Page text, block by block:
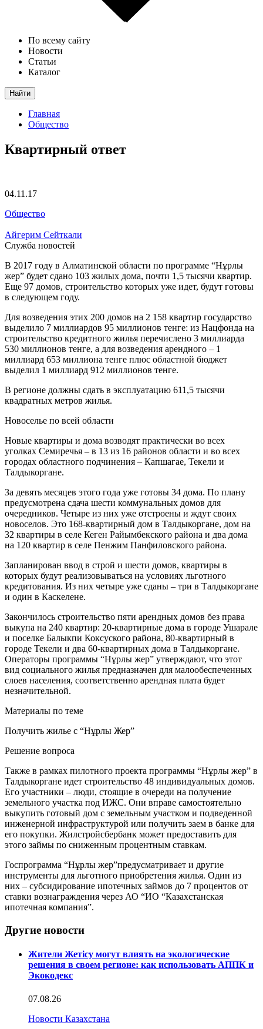
По всему сайту
Новости
Статьи
Каталог
Найти
Главная
Общество
Квартирный ответ
04.11.17
Общество
Айгерим Сейткали
Служба новостей
В 2017 году в Алматинской области по программе “Нұрлы
жер” будет сдано 103 жилых дома, почти 1,5 тысячи квартир.
Еще 97 домов, строительство которых уже идет, будут готовы
в следующем году.
Для возведения этих 200 домов на 2 158 квартир государство
выделило 7 миллиардов 95 миллионов тенге: из Нацфонда на
строительство кредитного жилья перечислено 3 миллиарда
530 миллионов тенге, а для возведения арендного – 1
миллиард 653 миллиона тенге плюс областной бюджет
выделил 1 миллиард 912 миллионов тенге.
В регионе должны сдать в эксплуатацию 611,5 тысячи
квадратных метров жилья.
Новоселье по всей области
Новые квартиры и дома возводят практически во всех
уголках Семиречья – в 13 из 16 районов области и во всех
городах областного подчинения – Капшагае, Текели и
Талдыкоргане.
За девять месяцев этого года уже готовы 34 дома. По плану
предусмотрена сдача шести коммунальных домов для
очередников. Четыре из них уже отстроены и ждут своих
новоселов. Это 168-квартирный дом в Талдыкоргане, дом на
32 квартиры в селе Кеген Райымбекского района и два дома
на 120 квартир в селе Пенжим Панфиловского района.
Запланирован ввод в строй и шести домов, квартиры в
которых будут реализовываться на условиях льготного
кредитования. Из них четыре уже сданы – три в Талдыкоргане
и один в Каскелене.
Закончилось строительство пяти арендных домов без права
выкупа на 240 квартир: 20-квартирные дома в городе Ушарале
и поселке Балыкпи Коксуского района, 80-квартирный в
городе Текели и два 60-квартирных дома в Талдыкоргане.
Операторы программы “Нұрлы жер” утверждают, что этот
вид социального жилья предназначен для малообеспеченных
слоев населения, соответственно арендная плата будет
незначительной.
Материалы по теме
Получить жилье с “Нұрлы Жер”
Решение вопроса
Также в рамках пилотного проекта программы “Нұрлы жер” в
Талдыкоргане идет строительство 48 индивидуальных домов.
Его участники – люди, стоящие в очереди на получение
земельного участка под ИЖС. Они вправе самостоятельно
выкупить готовый дом с земельным участком и подведенной
инженерной инфраструктурой или получить заем в банке для
его покупки. Жилстройсбербанк может предоставить для
этого займы по сниженным процентным ставкам.
Госпрограмма “Нұрлы жер”предусматривает и другие
инструменты для льготного приобретения жилья. Один из
них – субсидирование ипотечных займов до 7 процентов от
ставки вознаграждения через АО “ИО “Казахстанская
ипотечная компания”.
Другие новости
Жители Жетісу могут влиять на экологические
решения в своем регионе: как использовать АППК и
Экокодекс
07.08.26
Новости Казахстана